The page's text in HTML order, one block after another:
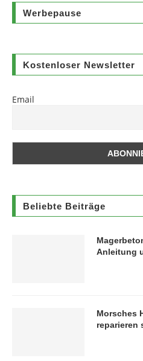
Werbepause
Kostenloser Newsletter
Email
Beliebte Beiträge
Anleitung
Morsches
reparieren